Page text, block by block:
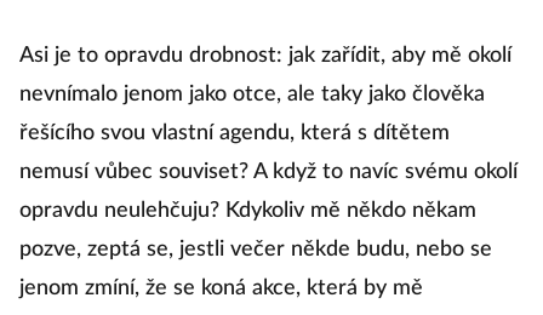
Asi je to opravdu drobnost: jak zařídit, aby mě okolí
nevnímalo jenom jako otce, ale taky jako člověka
řešícího svou vlastní agendu, která s dítětem
nemusí vůbec souviset? A když to navíc svému okolí
opravdu neulehčuju? Kdykoliv mě někdo někam
pozve, zeptá se, jestli večer někde budu, nebo se
jenom zmíní, že se koná akce, která by mě